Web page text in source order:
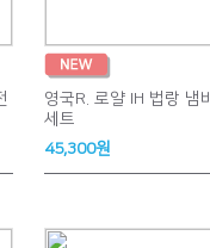
영국R. 로얄 IH 법랑 냄
세트
45,300원